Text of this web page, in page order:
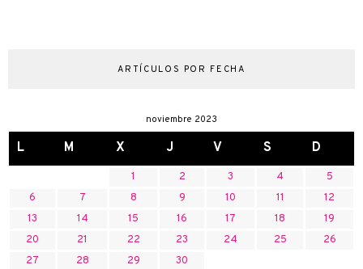
ARTÍCULOS POR FECHA
noviembre 2023
L M X J V S D
1 2 3 4
5
6
7 8 9 10 11
12
13
14 15 16 17 18
19
20
21 22 23 24 25
26
27
28 29 30